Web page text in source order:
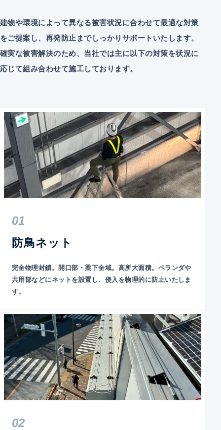
建物や環境によって異なる被害状況に合わせて最適な対策
をご提案し、再発防止までしっかりサポートいたします。
確実な被害解決のため、当社では主に以下の対策を状況に
応じて組み合わせて施工しております。
01
防鳥ネット
完全物理封鎖。開口部・梁下全域。高所大面積。ベランダや
共用部などにネットを設置し、侵入を物理的に防止いたしま
す。
02